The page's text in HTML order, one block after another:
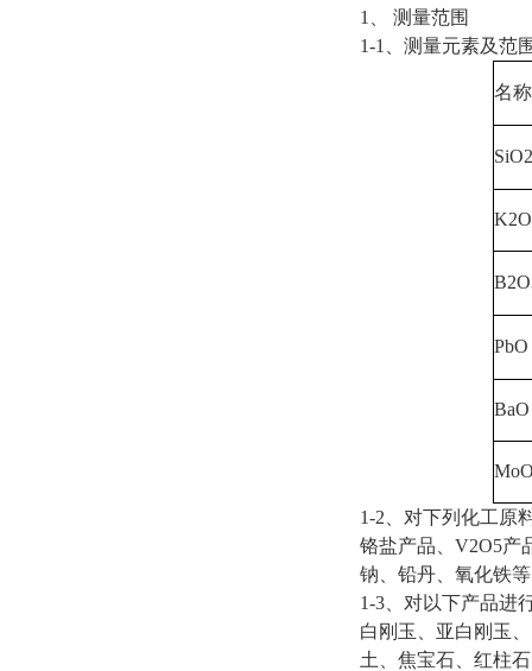
1、 测量范围
1-1、测量元素及范
名称
K2O
PbO
BaO
1-2、对下列化工原
铬盐产品、V2O5产
钠、铅丹、氧化铁
1-3、对以下产品进
白刚玉、亚白刚玉
土、焦宝石、红柱